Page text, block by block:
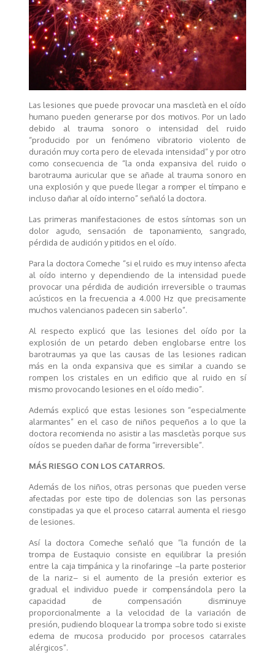
Las lesiones que puede provocar una mascletà en el oído
humano pueden generarse por dos motivos. Por un lado
debido al trauma sonoro o intensidad del ruido
“producido por un fenómeno vibratorio violento de
duración muy corta pero de elevada intensidad” y por otro
como consecuencia de “la onda expansiva del ruido o
barotrauma auricular que se añade al trauma sonoro en
una explosión y que puede llegar a romper el tímpano e
incluso dañar al oído interno” señaló la doctora.
Las primeras manifestaciones de estos síntomas son un
dolor agudo, sensación de taponamiento, sangrado,
pérdida de audición y pitidos en el oído.
Para la doctora Comeche “si el ruido es muy intenso afecta
al oído interno y dependiendo de la intensidad puede
provocar una pérdida de audición irreversible o traumas
acústicos en la frecuencia a 4.000 Hz que precisamente
muchos valencianos padecen sin saberlo”.
Al respecto explicó que las lesiones del oído por la
explosión de un petardo deben englobarse entre los
barotraumas ya que las causas de las lesiones radican
más en la onda expansiva que es similar a cuando se
rompen los cristales en un edificio que al ruido en sí
mismo provocando lesiones en el oído medio”.
Además explicó que estas lesiones son “especialmente
alarmantes” en el caso de niños pequeños a lo que la
doctora recomienda no asistir a las mascletàs porque sus
oídos se pueden dañar de forma “irreversible”.
MÁS RIESGO CON LOS CATARROS.
Además de los niños, otras personas que pueden verse
afectadas por este tipo de dolencias son las personas
constipadas ya que el proceso catarral aumenta el riesgo
de lesiones.
Así la doctora Comeche señaló que “la función de la
trompa de Eustaquio consiste en equilibrar la presión
entre la caja timpánica y la rinofaringe –la parte posterior
de la nariz– si el aumento de la presión exterior es
gradual el individuo puede ir compensándola pero la
capacidad de compensación disminuye
proporcionalmente a la velocidad de la variación de
presión, pudiendo bloquear la trompa sobre todo si existe
edema de mucosa producido por procesos catarrales
alérgicos”.